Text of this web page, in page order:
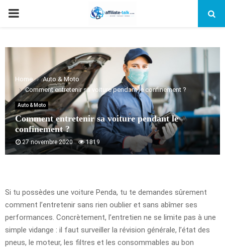
PRIMARY
Home
Auto & Moto
Comment entretenir sa voiture pendant le confinement ?
Auto & Moto
Comment entretenir sa voiture pendant le
confinement ?
27 novembre 2020 1819
Si tu possèdes une voiture Penda, tu te demandes sûrement
comment l’entretenir sans rien oublier et sans abîmer ses
performances. Concrètement, l’entretien ne se limite pas à une
simple vidange : il faut surveiller la révision générale, l’état des
pneus, le moteur, les filtres et les consommables au bon